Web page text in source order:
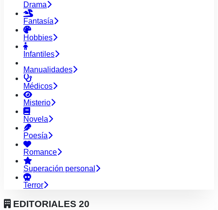
Drama
Fantasía
Hobbies
Infantiles
Manualidades
Médicos
Misterio
Novela
Poesía
Romance
Superación personal
Terror
EDITORIALES 20